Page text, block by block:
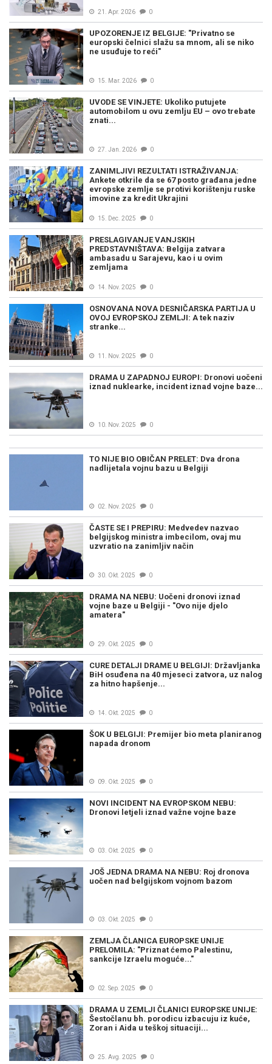
21. Apr. 2026 0
UPOZORENJE IZ BELGIJE: "Privatno se
europski čelnici slažu sa mnom, ali se niko
ne usuđuje to reći"
15. Mar. 2026 0
UVODE SE VINJETE: Ukoliko putujete
automobilom u ovu zemlju EU – ovo trebate
znati...
27. Jan. 2026 0
ZANIMLJIVI REZULTATI ISTRAŽIVANJA:
Ankete otkrile da se 67 posto građana jedne
evropske zemlje se protivi korištenju ruske
imovine za kredit Ukrajini
15. Dec. 2025 0
PRESLAGIVANJE VANJSKIH
PREDSTAVNIŠTAVA: Belgija zatvara
ambasadu u Sarajevu, kao i u ovim
zemljama
14. Nov. 2025 0
OSNOVANA NOVA DESNIČARSKA PARTIJA U
OVOJ EVROPSKOJ ZEMLJI: A tek naziv
stranke...
11. Nov. 2025 0
DRAMA U ZAPADNOJ EUROPI: Dronovi uočeni
iznad nuklearke, incident iznad vojne baze...
10. Nov. 2025 0
TO NIJE BIO OBIČAN PRELET: Dva drona
nadlijetala vojnu bazu u Belgiji
02. Nov. 2025 0
ČASTE SE I PREPIRU: Medvedev nazvao
belgijskog ministra imbecilom, ovaj mu
uzvratio na zanimljiv način
30. Okt. 2025 0
DRAMA NA NEBU: Uočeni dronovi iznad
vojne baze u Belgiji - "Ovo nije djelo
amatera"
29. Okt. 2025 0
CURE DETALJI DRAME U BELGIJI: Državljanka
BiH osuđena na 40 mjeseci zatvora, uz nalog
za hitno hapšenje...
14. Okt. 2025 0
ŠOK U BELGIJI: Premijer bio meta planiranog
napada dronom
09. Okt. 2025 0
NOVI INCIDENT NA EVROPSKOM NEBU:
Dronovi letjeli iznad važne vojne baze
03. Okt. 2025 0
JOŠ JEDNA DRAMA NA NEBU: Roj dronova
uočen nad belgijskom vojnom bazom
03. Okt. 2025 0
ZEMLJA ČLANICA EUROPSKE UNIJE
PRELOMILA: "Priznat ćemo Palestinu,
sankcije Izraelu moguće..."
02. Sep. 2025 0
DRAMA U ZEMLJI ČLANICI EUROPSKE UNIJE:
Šestočlanu bh. porodicu izbacuju iz kuće,
Zoran i Aida u teškoj situaciji...
25. Avg. 2025 0